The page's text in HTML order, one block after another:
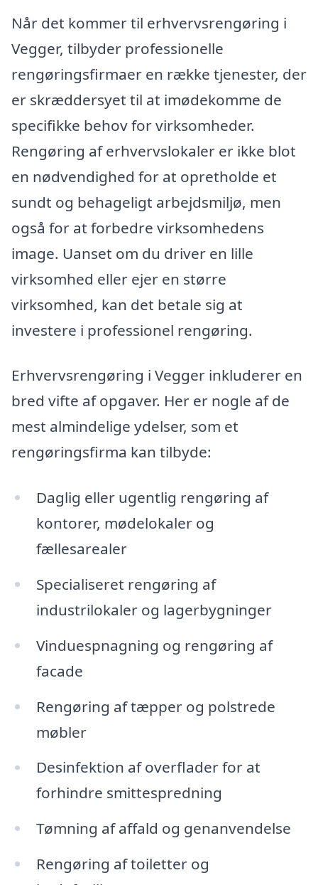
Når det kommer til erhvervsrengøring i
Vegger, tilbyder professionelle
rengøringsfirmaer en række tjenester, der
er skræddersyet til at imødekomme de
specifikke behov for virksomheder.
Rengøring af erhvervslokaler er ikke blot
en nødvendighed for at opretholde et
sundt og behageligt arbejdsmiljø, men
også for at forbedre virksomhedens
image. Uanset om du driver en lille
virksomhed eller ejer en større
virksomhed, kan det betale sig at
investere i professionel rengøring.
Erhvervsrengøring i Vegger inkluderer en
bred vifte af opgaver. Her er nogle af de
mest almindelige ydelser, som et
rengøringsfirma kan tilbyde:
Daglig eller ugentlig rengøring af
kontorer, mødelokaler og
fællesarealer
Specialiseret rengøring af
industrilokaler og lagerbygninger
Vinduespnagning og rengøring af
facade
Rengøring af tæpper og polstrede
møbler
Desinfektion af overflader for at
forhindre smittespredning
Tømning af affald og genanvendelse
Rengøring af toiletter og